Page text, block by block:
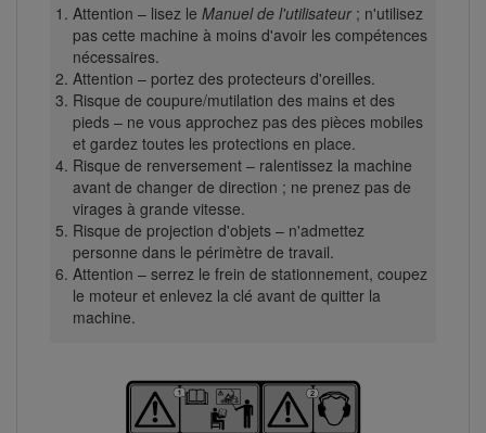
Attention – lisez le Manuel de l'utilisateur; n'utilisez
pas cette machine à moins d'avoir les compétences
nécessaires.
Attention – portez des protecteurs d'oreilles.
Risque de coupure/mutilation des mains et des
pieds – ne vous approchez pas des pièces mobiles
et gardez toutes les protections en place.
Risque de renversement – ralentissez la machine
avant de changer de direction ; ne prenez pas de
virages à grande vitesse.
Risque de projection d'objets – n'admettez
personne dans le périmètre de travail.
Attention – serrez le frein de stationnement, coupez
le moteur et enlevez la clé avant de quitter la
machine.